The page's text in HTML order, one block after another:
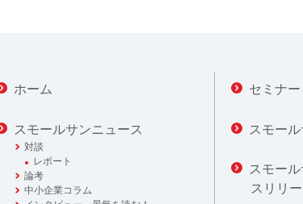
ホーム
スモールサンニュース
対談
レポート
論考
中小企業コラム
セミナー
スモー
スモー
スリリ